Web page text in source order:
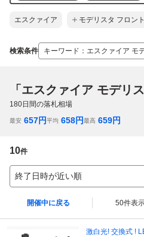
エスクァイア モデリスタ フロント
検索条件 キーワード ： エスクァイア モ
「エスクァイア モデリス
180日間の落札相場
最安 657円平均 658円最高 659円
10件
終了日時が近い順
開催中に戻る 50件表
激白光! 交換式 !